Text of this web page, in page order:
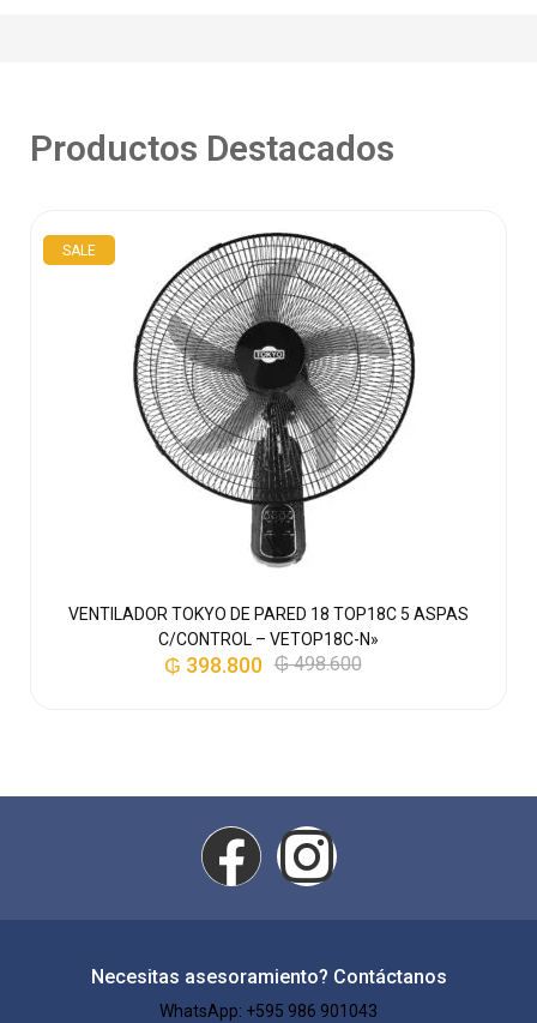
Productos Destacados
SALE
VENTILADOR TOKYO DE PARED 18 TOP18C 5 ASPAS
C/CONTROL – VETOP18C-N»
₲498.600
₲ 398.800
Necesitas asesoramiento? Contáctanos
WhatsApp: +595 986 901043​